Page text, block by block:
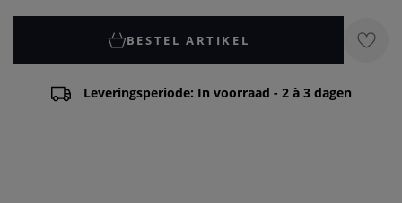
BESTEL ARTIKEL
Leveringsperiode: In voorraad - 2 à 3 dagen